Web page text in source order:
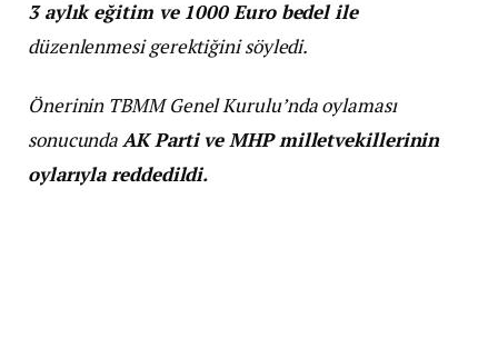
3 aylık eğitim ve 1000 Euro bedel ile
düzenlenmesi gerektiğini söyledi.
Önerinin TBMM Genel Kurulu’nda oylaması
sonucundaAK Parti ve MHP milletvekillerinin
oylarıyla reddedildi.